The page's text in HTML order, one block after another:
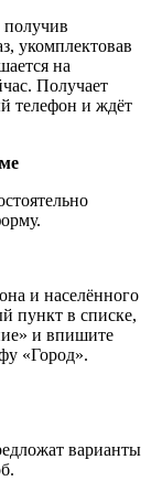
получив
укомплектовав
на
Получает
телефон и ждёт
и населённого
пункт в списке,
и впишите
«Город».
варианты